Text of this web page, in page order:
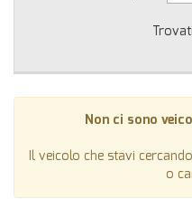
Trovati
Non ci sono
Il veicolo che stavi
o